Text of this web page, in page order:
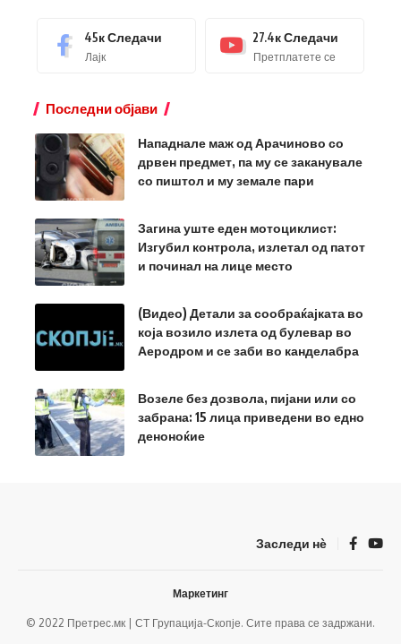
45кСледачи
Лајк
27.4кСледачи
Претплатете се
Последни објави
Нападнале маж од Арачиново со
дрвен предмет, па му се заканувале
со пиштол и му земале пари
Загина уште еден мотоциклист:
Изгубил контрола, излетал од патот
и починал на лице место
(Видео) Детали за сообраќајката во
која возило излета од булевар во
Аеродром и се заби во канделабра
Возеле без дозвола, пијани или со
забрана: 15 лица приведени во едно
деноноќие
Заследи нѐ
© 2022 Претрес.мк | СТ Групација-Скопје. Сите права се задржани.
Маркетинг